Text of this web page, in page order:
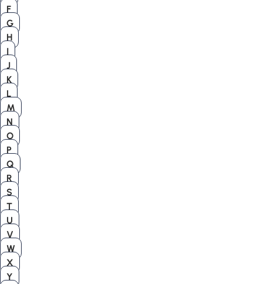
F
G
H
I
J
K
L
M
N
O
P
Q
R
S
T
U
V
W
X
Y